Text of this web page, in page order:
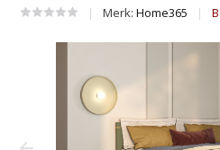
Merk:Home365